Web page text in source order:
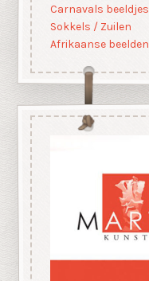
Carnavals beeldjes
Sokkels / Zuilen
Afrikaanse beelden